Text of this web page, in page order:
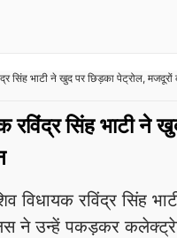
सिंह भाटी ने खुद पर छिड़का पेट्रोल, मजदूरों
रविंद्र सिंह भाटी ने
विधायक रविंद्र सिंह
ने उन्हें पकड़कर